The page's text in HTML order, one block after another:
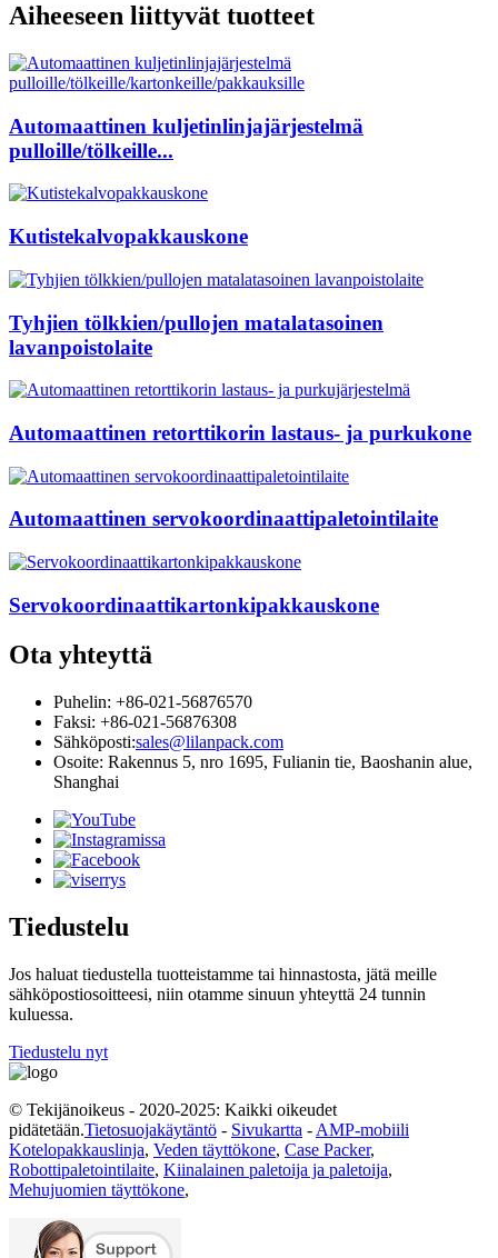
Aiheeseen liittyvät tuotteet
Automaattinen kuljetinlinjajärjestelmä
pulloille/tölkeille...
Kutistekalvopakkauskone
Tyhjien tölkkien/pullojen matalatasoinen
lavanpoistolaite
Automaattinen retorttikorin lastaus- ja purkukone
Automaattinen servokoordinaattipaletointilaite
Servokoordinaattikartonkipakkauskone
Ota yhteyttä
Puhelin: +86-021-56876570
Faksi: +86-021-56876308
Sähköposti:sales@lilanpack.com
Osoite: Rakennus 5, nro 1695, Fulianin tie, Baoshanin alue,
Shanghai
Tiedustelu
Jos haluat tiedustella tuotteistamme tai hinnastosta, jätä meille
sähköpostiosoitteesi, niin otamme sinuun yhteyttä 24 tunnin
kuluessa.
Tiedustelu nyt
© Tekijänoikeus - 2020-2025: Kaikki oikeudet
pidätetään.Tietosuojakäytäntö - Sivukartta - AMP-mobiili
Kotelopakkauslinja, Veden täyttökone, Case Packer,
Robottipaletointilaite, Kiinalainen paletoija ja paletoija,
Mehujuomien täyttökone,